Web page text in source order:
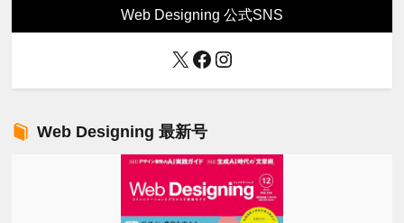
Web Designing 公式SNS
X Facebook
Instagram
Web Designing 最新号